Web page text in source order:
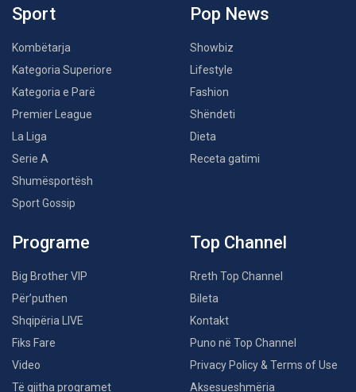
Sport
Kombëtarja
Kategoria Superiore
Kategoria e Parë
Premier League
La Liga
Serie A
Shumësportësh
Sport Gossip
Pop News
Showbiz
Lifestyle
Fashion
Shëndeti
Dieta
Receta gatimi
Programe
Big Brother VIP
Për’puthen
Shqipëria LIVE
Fiks Fare
Video
Të gjitha programet
Top Channel
Rreth Top Channel
Bileta
Kontakt
Puno në Top Channel
Privacy Policy & Terms of Use
Aksesueshmëria